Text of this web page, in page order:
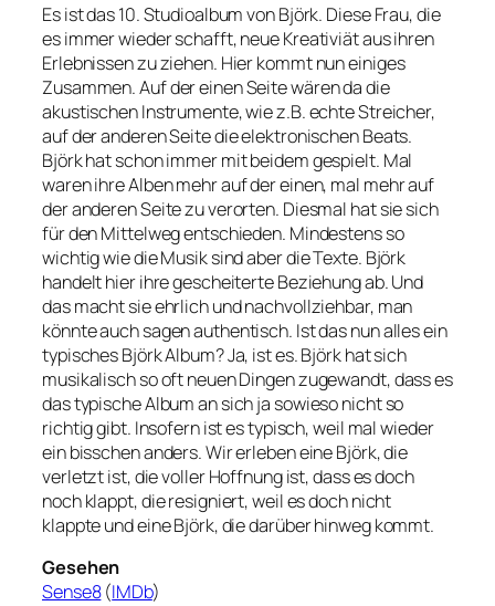
Es ist das 10. Studioalbum von Björk. Diese Frau, die
es immer wieder schafft, neue Kreativiät aus ihren
Erlebnissen zu ziehen. Hier kommt nun einiges
Zusammen. Auf der einen Seite wären da die
akustischen Instrumente, wie z.B. echte Streicher,
auf der anderen Seite die elektronischen Beats.
Björk hat schon immer mit beidem gespielt. Mal
waren ihre Alben mehr auf der einen, mal mehr auf
der anderen Seite zu verorten. Diesmal hat sie sich
für den Mittelweg entschieden. Mindestens so
wichtig wie die Musik sind aber die Texte. Björk
handelt hier ihre gescheiterte Beziehung ab. Und
das macht sie ehrlich und nachvollziehbar, man
könnte auch sagen authentisch. Ist das nun alles ein
typisches Björk Album? Ja, ist es. Björk hat sich
musikalisch so oft neuen Dingen zugewandt, dass es
das typische Album an sich ja sowieso nicht so
richtig gibt. Insofern ist es typisch, weil mal wieder
ein bisschen anders. Wir erleben eine Björk, die
verletzt ist, die voller Hoffnung ist, dass es doch
noch klappt, die resigniert, weil es doch nicht
klappte und eine Björk, die darüber hinweg kommt.
Gesehen
Sense8(IMDb)